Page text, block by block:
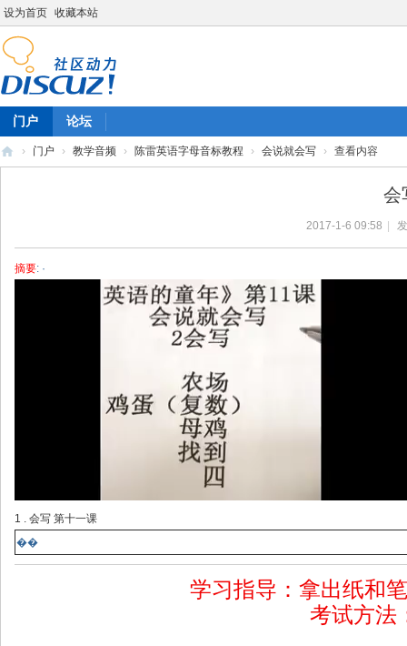
设为首页 收藏本站
门户 论坛
› 门户 › 教学音频 › 陈雷英语字母音标教程 › 会说就会写 › 查看内容
会
2017-1-6 09:58
摘要: ·
1 . 会写 第十一课
��
学习指导：拿出纸和
考试方法